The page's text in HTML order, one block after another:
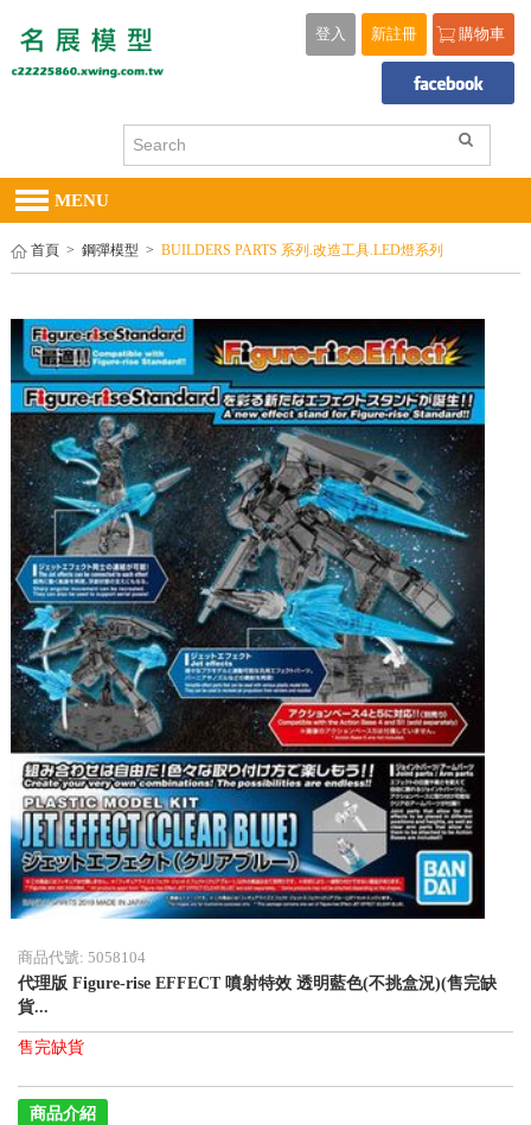
購物車
新註冊
登入
MENU
首頁 > 鋼彈模型 > BUILDERS PARTS 系列.改造工具.LED燈系列
商品代號: 5058104
代理版 Figure-rise EFFECT 噴射特效 透明藍色(不挑盒況)(售完缺
貨...
售完缺貨
商品介紹